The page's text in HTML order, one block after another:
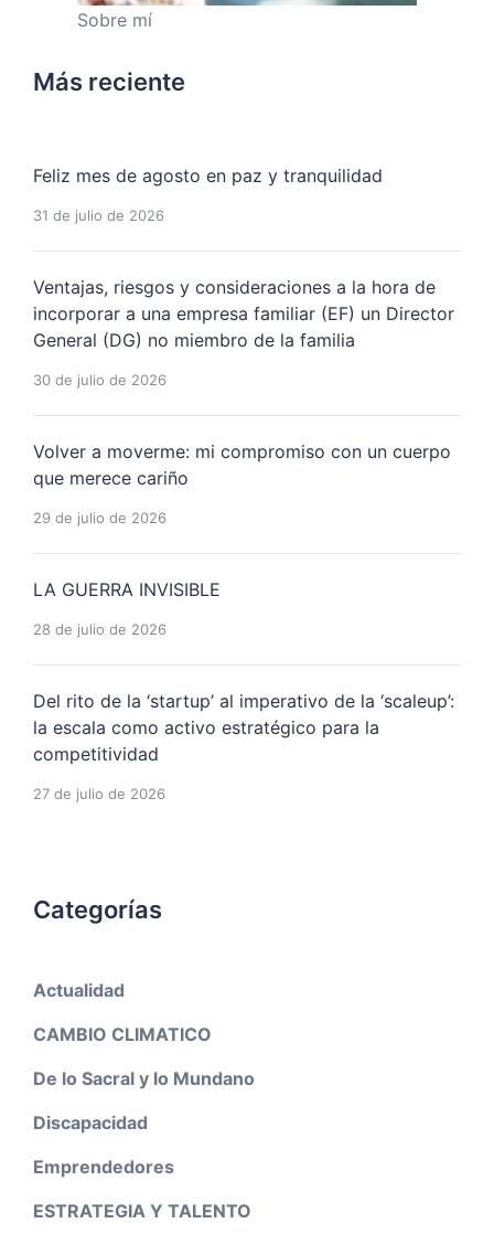
Sobre mí
Más reciente
Feliz mes de agosto en paz y tranquilidad
31 de julio de 2026
Ventajas, riesgos y consideraciones a la hora de
incorporar a una empresa familiar (EF) un Director
General (DG) no miembro de la familia
30 de julio de 2026
Volver a moverme: mi compromiso con un cuerpo
que merece cariño
29 de julio de 2026
LA GUERRA INVISIBLE
28 de julio de 2026
Del rito de la ‘startup’ al imperativo de la ‘scaleup’:
la escala como activo estratégico para la
competitividad
27 de julio de 2026
Categorías
Actualidad
CAMBIO CLIMATICO
De lo Sacral y lo Mundano
Discapacidad
Emprendedores
ESTRATEGIA Y TALENTO